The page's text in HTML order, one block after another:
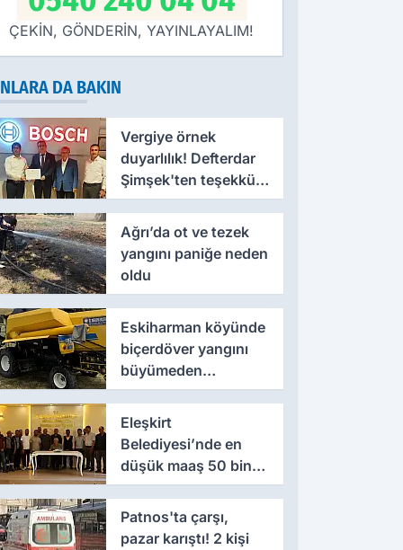
ÇEKİN, GÖNDERİN, YAYINLAYALIM!
DA BAKIN
Vergiye örnek
duyarlılık! Defterdar
Şimşek'ten teşekkür
belgesi
Ağrı’da ot ve tezek
yangını paniğe neden
oldu
Eskiharman köyünde
biçerdöver yangını
büyümeden
söndürüldü
Eleşkirt
Belediyesi’nde en
düşük maaş 50 bin
lira oldu
Patnos'ta çarşı,
pazar karıştı! 2 kişi